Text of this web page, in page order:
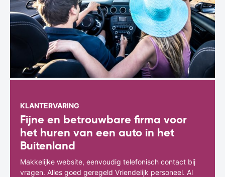
KLANTERVARING
Fijne en betrouwbare firma voor
het huren van een auto in het
Buitenland
Makkelijke website, eenvoudig telefonisch contact bij
vragen. Alles goed geregeld Vriendelijk personeel. Al